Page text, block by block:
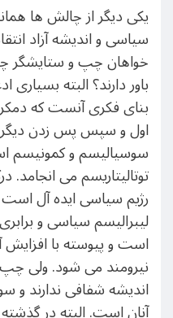
یکی دیگر از چالش ها
سیاسی و اندیشه آزاد
خواهان چپ و ستایشگر
باور دارند؟ البته بسیاری
بنای فکری آنست که
اول و سپس پس زدن دیگر
سوسیالیسم و کمونیسم
توتالیتاریسم می
رژیم سیاسی ایده آل
لیبرالیسم سیاسی و
است و پیوسته با
نیرومند می شود. ولی چپ
اندیشه شفافی ندارند و